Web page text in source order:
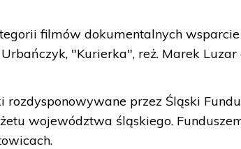
filmów dokumentalnych
"Kurierka", reż. Marek
rozdysponowywane przez Śląski
województwa śląskiego.